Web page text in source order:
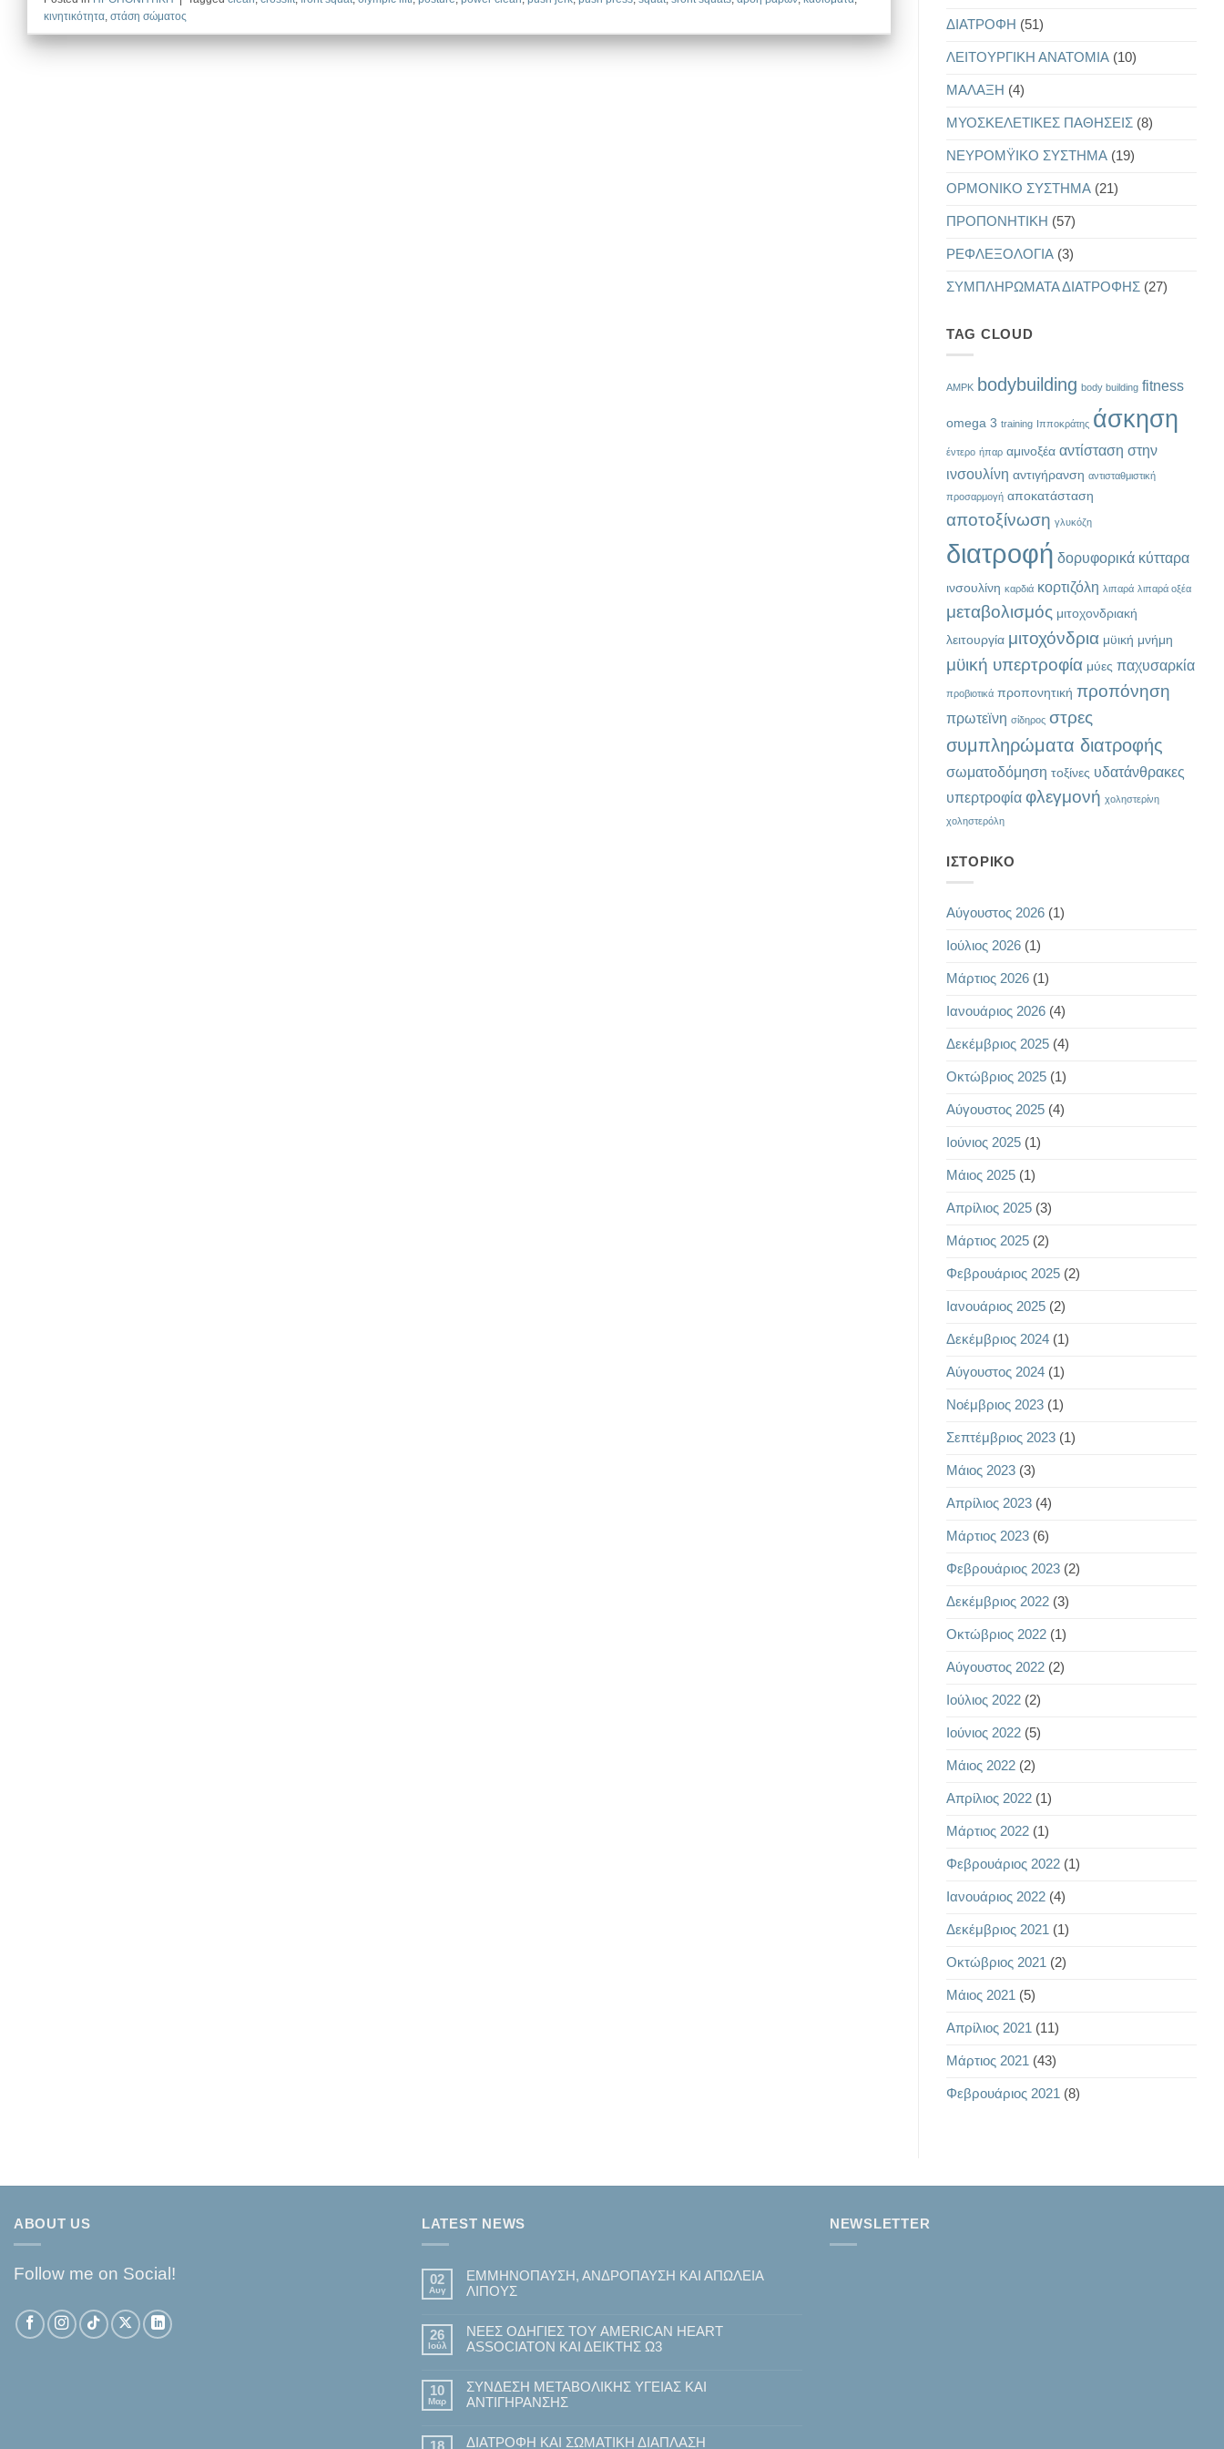
κινητικότητα, στάση σώματος
ΔΙΑΤΡΟΦΗ (51)
ΛΕΙΤΟΥΡΓΙΚΗ ΑΝΑΤΟΜΙΑ (10)
ΜΑΛΑΞΗ (4)
ΜΥΟΣΚΕΛΕΤΙΚΕΣ ΠΑΘΗΣΕΙΣ (8)
ΝΕΥΡΟΜΫΙΚΟ ΣΥΣΤΗΜΑ (19)
ΟΡΜΟΝΙΚΟ ΣΥΣΤΗΜΑ (21)
ΠΡΟΠΟΝΗΤΙΚΗ (57)
ΡΕΦΛΕΞΟΛΟΓΙΑ (3)
ΣΥΜΠΛΗΡΩΜΑΤΑ ΔΙΑΤΡΟΦΗΣ (27)
TAG CLOUD
AMPK bodybuilding body building fitness
omega 3 training Ιπποκράτης άσκηση
έντερο ήπαρ αμινοξέα αντίσταση στην
ινσουλίνη αντιγήρανση αντισταθμιστική
προσαρμογή αποκατάσταση
αποτοξίνωση γλυκόζη
διατροφή δορυφορικά κύτταρα
ινσουλίνη καρδιά κορτιζόλη λιπαρά λιπαρά οξέα
μεταβολισμός μιτοχονδριακή
λειτουργία μιτοχόνδρια μϋική μνήμη
μϋική υπερτροφία μύες παχυσαρκία
προβιοτικά προπονητική προπόνηση
πρωτεϊνη σίδηρος στρες
συμπληρώματα διατροφής
σωματοδόμηση τοξίνες υδατάνθρακες
υπερτροφία φλεγμονή χοληστερίνη
χοληστερόλη
ΙΣΤΟΡΙΚΌ
Αύγουστος 2026 (1)
Ιούλιος 2026 (1)
Μάρτιος 2026 (1)
Ιανουάριος 2026 (4)
Δεκέμβριος 2025 (4)
Οκτώβριος 2025 (1)
Αύγουστος 2025 (4)
Ιούνιος 2025 (1)
Μάιος 2025 (1)
Απρίλιος 2025 (3)
Μάρτιος 2025 (2)
Φεβρουάριος 2025 (2)
Ιανουάριος 2025 (2)
Δεκέμβριος 2024 (1)
Αύγουστος 2024 (1)
Νοέμβριος 2023 (1)
Σεπτέμβριος 2023 (1)
Μάιος 2023 (3)
Απρίλιος 2023 (4)
Μάρτιος 2023 (6)
Φεβρουάριος 2023 (2)
Δεκέμβριος 2022 (3)
Οκτώβριος 2022 (1)
Αύγουστος 2022 (2)
Ιούλιος 2022 (2)
Ιούνιος 2022 (5)
Μάιος 2022 (2)
Απρίλιος 2022 (1)
Μάρτιος 2022 (1)
Φεβρουάριος 2022 (1)
Ιανουάριος 2022 (4)
Δεκέμβριος 2021 (1)
Οκτώβριος 2021 (2)
Μάιος 2021 (5)
Απρίλιος 2021 (11)
Μάρτιος 2021 (43)
Φεβρουάριος 2021 (8)
ABOUT US
Follow me on Social!
LATEST NEWS
02
Αυγ
ΕΜΜΗΝΟΠΑΥΣΗ, ΑΝΔΡΟΠΑΥΣΗ ΚΑΙ ΑΠΩΛΕΙΑ
ΛΙΠΟΥΣ
σχόλια
στο
ΕΜΜΗΝΟΠΑΥΣΗ,
ΑΠΩΛΕΙΑ
ΛΙΠΟΥΣ
26
Ιούλ
ΝΕΕΣ ΟΔΗΓΙΕΣ ΤΟΥ AMERICAN HEART
ASSOCIATON ΚΑΙ ΔΕΙΚΤΗΣ Ω3
σχόλια
στο
ΝΕΕΣ
AMERICAN
10
Μαρ
ΣΥΝΔΕΣΗ ΜΕΤΑΒΟΛΙΚΗΣ ΥΓΕΙΑΣ ΚΑΙ
ΑΝΤΙΓΗΡΑΝΣΗΣ
σχόλια
ΔΙΑΤΡΟΦΗ ΚΑΙ ΣΩΜΑΤΙΚΗ ΔΙΑΠΛΑΣΗ
NEWSLETTER